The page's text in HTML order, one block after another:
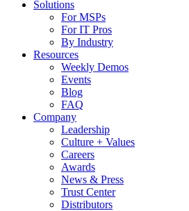
Solutions
For MSPs
For IT Pros
By Industry
Resources
Weekly Demos
Events
Blog
FAQ
Company
Leadership
Culture + Values
Careers
Awards
News & Press
Trust Center
Distributors